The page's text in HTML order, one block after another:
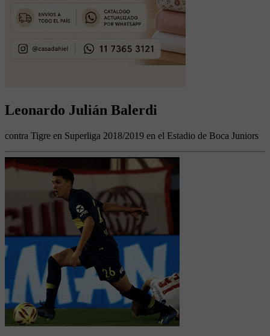
Leonardo Julián Balerdi
contra Tigre en Superliga 2018/2019 en el Estadio de Boca Juniors